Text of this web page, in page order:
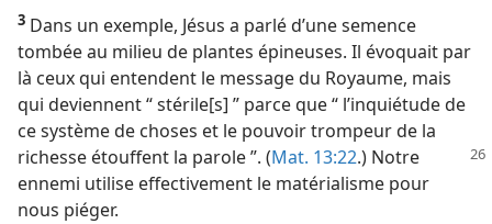
3 Dans un exemple, Jésus a parlé d’une semence
tombée au milieu de plantes épineuses. Il évoquait par
là ceux qui entendent le message du Royaume, mais
qui deviennent “ stérile[s] ” parce que “ l’inquiétude de
ce système de choses et le pouvoir trompeur de la
richesse étouffent la parole ”. (Mat. 13:22.) Notre
ennemi utilise effectivement le matérialisme pour
nous piéger.